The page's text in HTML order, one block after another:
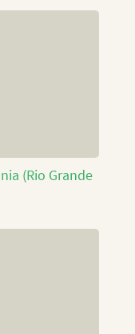
(Rio Grande